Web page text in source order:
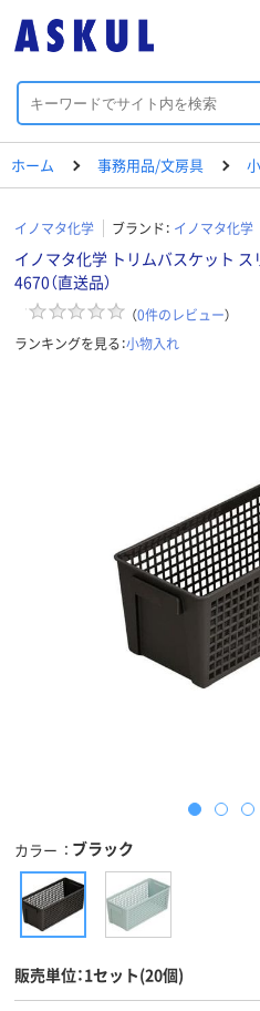
ホーム 事務用品/文房具
イノマタ化学 ブランド： イノマタ化学
イノマタ化学 トリムバスケット
4670（直送品）
（0件のレビュー）
ランキングを見る：小物入れ
カラー ブラック
販売単位：1セット(20個)